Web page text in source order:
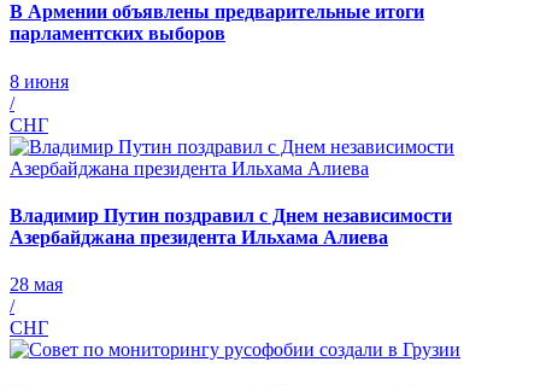
В Армении объявлены предварительные итоги
парламентских выборов
8 июня
/
СНГ
Владимир Путин поздравил с Днем независимости
Азербайджана президента Ильхама Алиева
28 мая
/
СНГ